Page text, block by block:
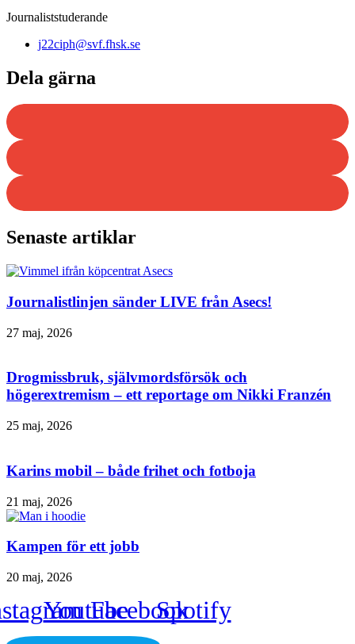
Journaliststuderande
j22ciph@svf.fhsk.se
Dela gärna
Senaste artiklar
Journalistlinjen sänder LIVE från Asecs!
27 maj, 2026
Drogmissbruk, självmordsförsök och
högerextremism – ett reportage om Nikki Franzén
25 maj, 2026
Karins mobil – både frihet och fotboja
21 maj, 2026
Kampen för ett jobb
20 maj, 2026
YoutubeFacebookSpotify